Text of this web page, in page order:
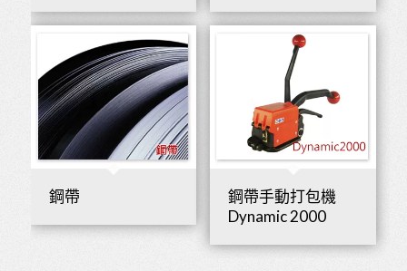
鋼帶
鋼帶手動打包機
Dynamic 2000